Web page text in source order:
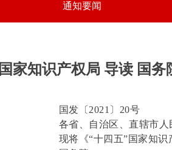
通知要闻
国家知识产权局 导读 国
国发〔2021〕20号
各省、自治区、直辖市
现将《“十四五”国家知